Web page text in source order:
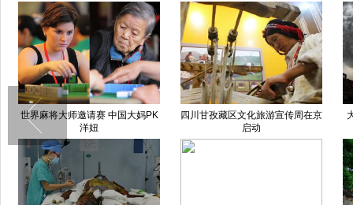
世界麻将大师邀请赛 中国大妈PK
洋妞
四川甘孜藏区文化旅游宣传周在京
启动